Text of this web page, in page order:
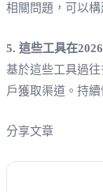
相關問題，可以
5. 這些工具在
基於這些工具過
戶獲取渠道。持
分享文章